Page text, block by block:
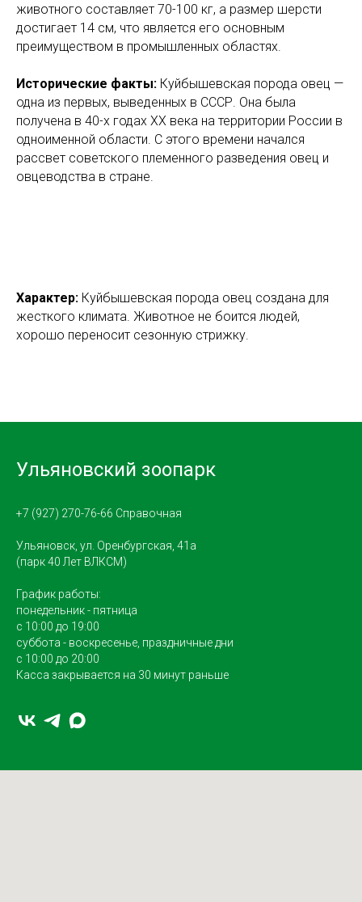
животного составляет 70-100 кг, а размер шерсти
достигает 14 см, что является его основным
преимуществом в промышленных областях.
Исторические факты: Куйбышевская порода овец —
одна из первых, выведенных в СССР. Она была
получена в 40-х годах ХХ века на территории России в
одноименной области. С этого времени начался
рассвет советского племенного разведения овец и
овцеводства в стране.
Характер: Куйбышевская порода овец создана для
жесткого климата. Животное не боится людей,
хорошо переносит сезонную стрижку.
Ульяновский зоопарк
+7 (927) 270-76-66 Справочная
Ульяновск, ул. Оренбургская, 41а
(парк 40 Лет ВЛКСМ)
График работы:
понедельник - пятница
с 10:00 до 19:00
суббота - воскресенье, праздничные дни
с 10:00 до 20:00
Касса закрывается на 30 минут раньше